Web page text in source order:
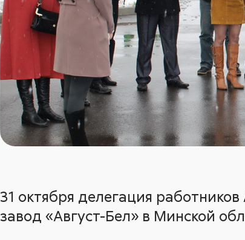
31 октября делегация
завод «Август-Бел» в Минской